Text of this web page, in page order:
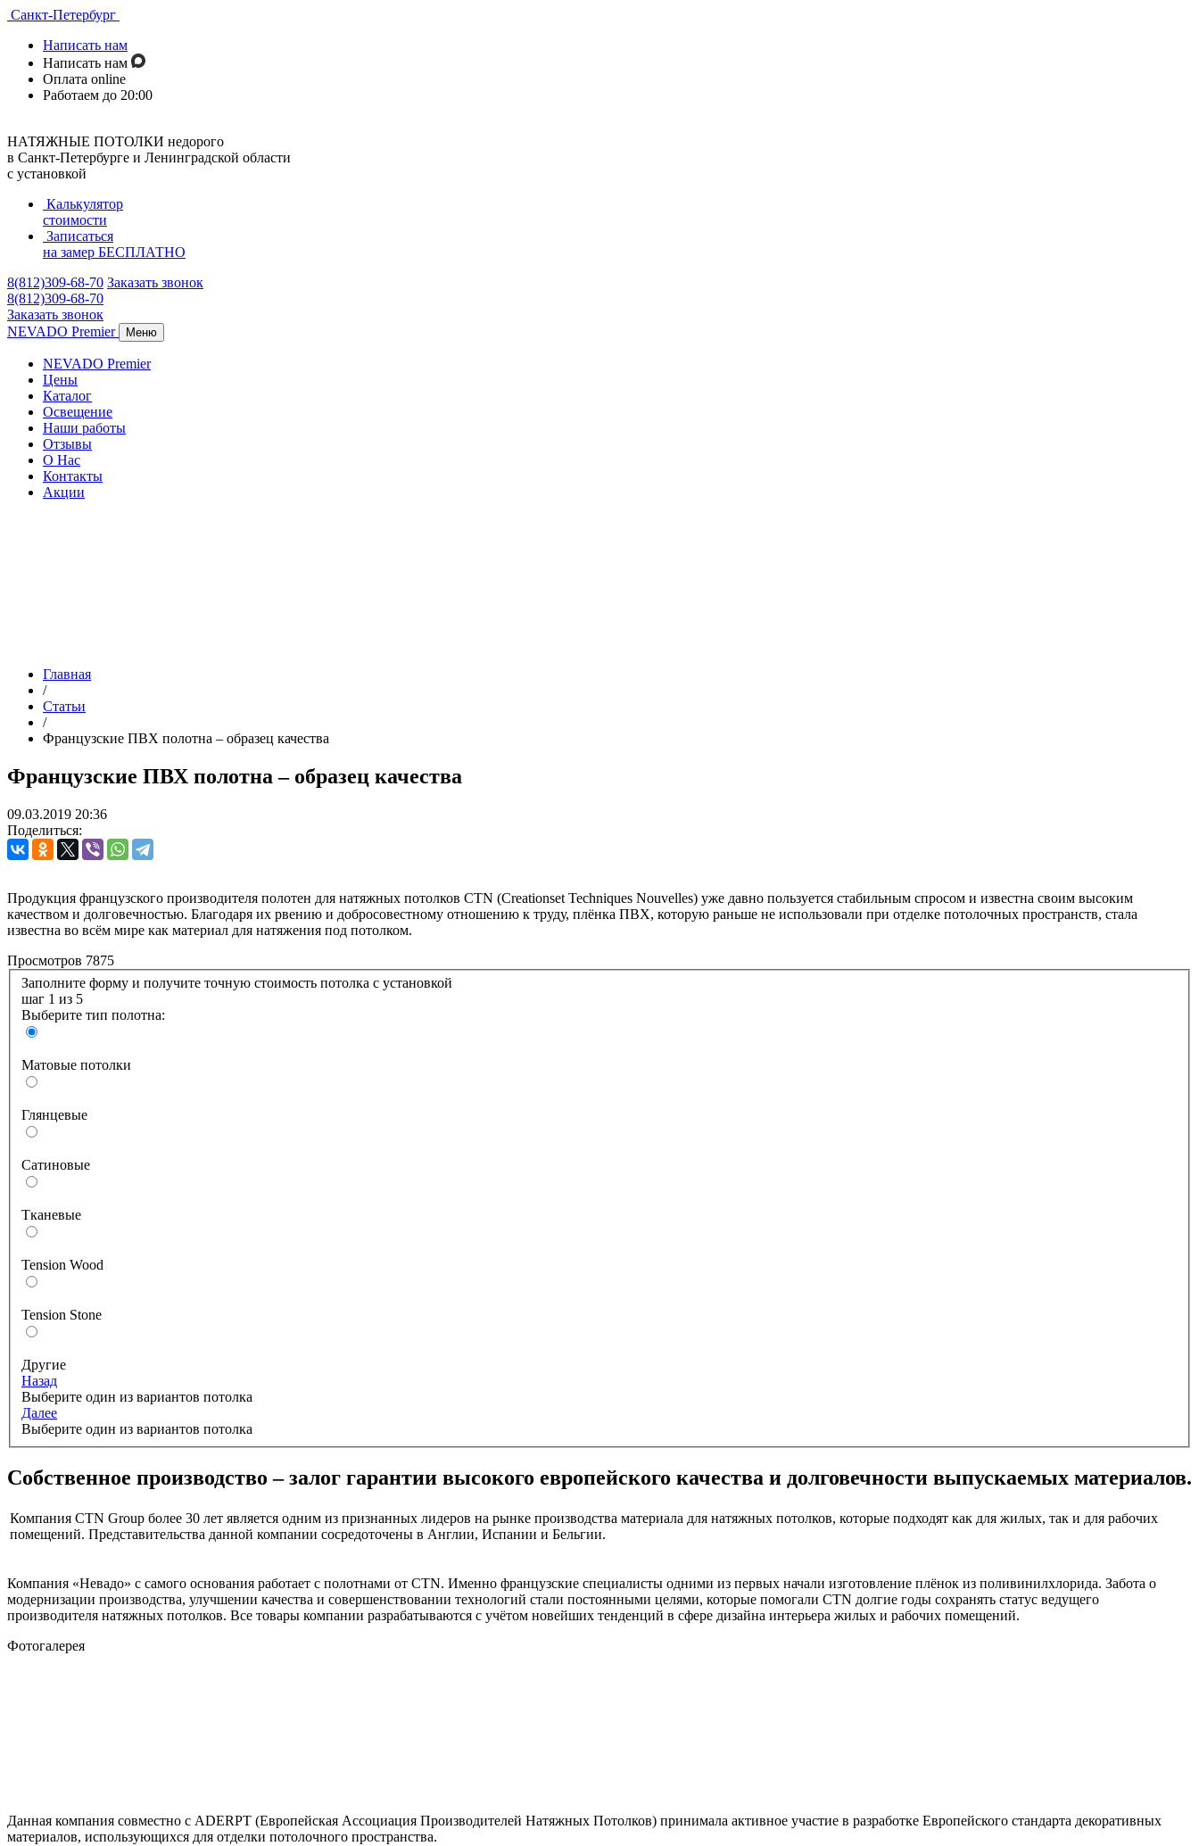
Санкт-Петербург
Написать нам
Написать нам
Оплата online
Работаем до 20:00
НАТЯЖНЫЕ ПОТОЛКИ недорого
в Санкт-Петербурге и Ленинградской области
с установкой
Калькулятор
стоимости
Записаться
на замер БЕСПЛАТНО
8(812)309-68-70 Заказать звонок
8(812)309-68-70
Заказать звонок
NEVADO Premier
Меню
NEVADO Premier
Цены
Каталог
Освещение
Наши работы
Отзывы
О Нас
Контакты
Акции
Главная
/
Статьи
/
Французские ПВХ полотна – образец качества
Французские ПВХ полотна – образец качества
09.03.2019 20:36
Поделиться:
Продукция французского производителя полотен для натяжных потолков CTN (Creationset Techniques Nouvelles) уже давно пользуется стабильным спросом и известна своим высоким
качеством и долговечностью. Благодаря их рвению и добросовестному отношению к труду, плёнка ПВХ, которую раньше не использовали при отделке потолочных пространств, стала
известна во всём мире как материал для натяжения под потолком.
Просмотров 7875
Заполните форму и получите точную стоимость потолка с установкой
шаг 1 из 5
Выберите тип полотна:
Матовые потолки
Глянцевые
Сатиновые
Тканевые
Tension Wood
Tension Stone
Другие
Назад
Выберите один из вариантов потолка
Далее
Выберите один из вариантов потолка
Собственное производство – залог гарантии высокого европейского качества и долговечности выпускаемых материалов.
Компания CTN Group более 30 лет является одним из признанных лидеров на рынке производства материала для натяжных потолков, которые подходят как для жилых, так и для рабочих
помещений. Представительства данной компании сосредоточены в Англии, Испании и Бельгии.
Компания «Невадо» с самого основания работает с полотнами от CTN. Именно французские специалисты одними из первых начали изготовление плёнок из поливинилхлорида. Забота о
модернизации производства, улучшении качества и совершенствовании технологий стали постоянными целями, которые помогали CTN долгие годы сохранять статус ведущего
производителя натяжных потолков. Все товары компании разрабатываются с учётом новейших тенденций в сфере дизайна интерьера жилых и рабочих помещений.
Фотогалерея
Данная компания совместно с ADERPT (Европейская Ассоциация Производителей Натяжных Потолков) принимала активное участие в разработке Европейского стандарта декоративных
материалов, использующихся для отделки потолочного пространства.